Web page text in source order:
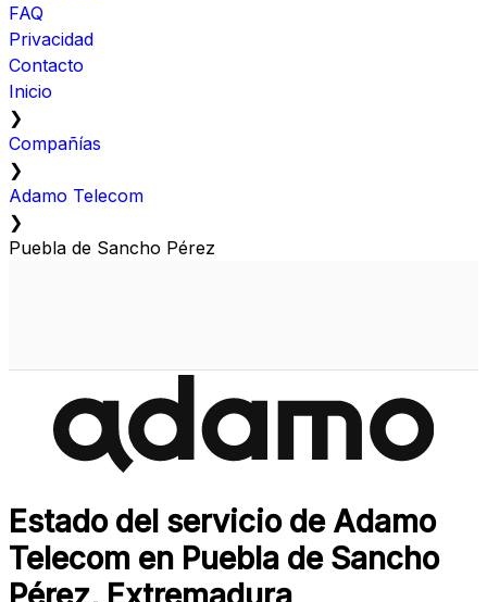
FAQ
Privacidad
Contacto
Inicio
❯
Compañías
❯
Adamo Telecom
❯
Puebla de Sancho Pérez
Estado del servicio de Adamo
Telecom en Puebla de Sancho